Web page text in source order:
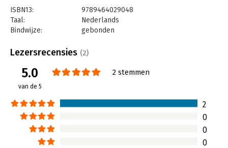
ISBN13:
9789464029048
Taal:
Nederlands
Bindwijze:
gebonden
Uitgever:
Fiona Cook Coaching
Verschijningsdatum:
1-6-2021
Hoofdrubriek:
Lezersrecensies (2)
5.0
van de 5
2 stemmen
2
0
0
0